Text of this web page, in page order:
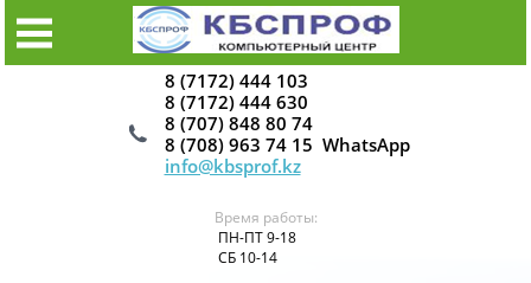
8 (7172) 444 103
8 (7172) 444 630
8 (707) 848 80 74
8 (708) 963 74 15 WhatsApp
info@kbsprof.kz
Время работы:
ПН-ПТ 9-18
СБ 10-14